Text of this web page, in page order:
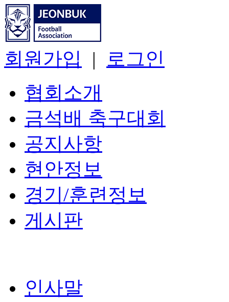
회원가입 | 로그인
협회소개
금석배 축구대회
공지사항
현안정보
경기/훈련정보
게시판
인사말